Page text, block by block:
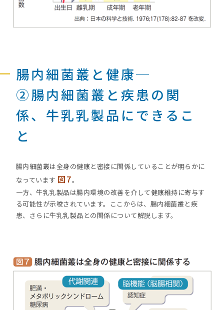
腸内細菌叢と健康─
②腸内細菌叢と疾患の関
係、牛乳乳製品にできるこ
と
腸内細菌叢は全身の健康と密接に関係していることが明らかに
なっています 図7。
一方、牛乳乳製品は腸内環境の改善を介して健康維持に寄与す
る可能性が示唆されています。ここからは、腸内細菌叢と疾
患、さらに牛乳乳製品との関係について解説します。